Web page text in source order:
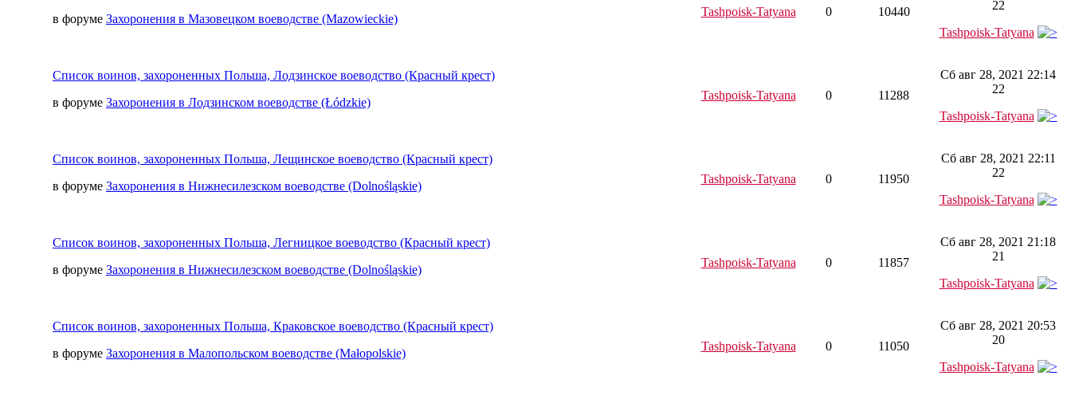
в форуме Захоронения в Мазовецком воеводстве (Mazowieckie)
Tashpoisk-Tatyana 0 10440
22
Tashpoisk-Tatyana
Список воинов, захороненных Польша, Лодзинское воеводство (Красный крест)
в форуме Захоронения в Лодзинском воеводстве (Łódzkie)
Tashpoisk-Tatyana 0 11288
Сб авг 28, 2021 22:14
22
Tashpoisk-Tatyana
Список воинов, захороненных Польша, Лещинское воеводство (Красный крест)
в форуме Захоронения в Нижнесилезском воеводстве (Dolnośląskie)
Tashpoisk-Tatyana 0 11950
Сб авг 28, 2021 22:11
22
Tashpoisk-Tatyana
Список воинов, захороненных Польша, Легницкое воеводство (Красный крест)
в форуме Захоронения в Нижнесилезском воеводстве (Dolnośląskie)
Tashpoisk-Tatyana 0 11857
Сб авг 28, 2021 21:18
21
Tashpoisk-Tatyana
Список воинов, захороненных Польша, Краковское воеводство (Красный крест)
в форуме Захоронения в Малопольском воеводстве (Małopolskie)
Tashpoisk-Tatyana 0 11050
Сб авг 28, 2021 20:53
20
Tashpoisk-Tatyana